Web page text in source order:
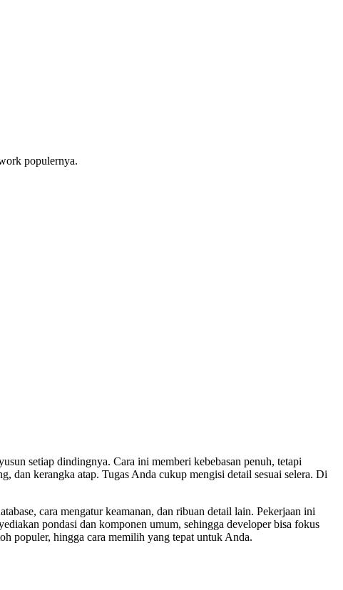
populernya.
setiap dindingnya. Cara ini memberi kebebasan penuh, tetapi
dan kerangka atap. Tugas Anda cukup mengisi detail sesuai selera. Di
cara mengatur keamanan, dan ribuan detail lain. Pekerjaan ini
pondasi dan komponen umum, sehingga developer bisa fokus
populer, hingga cara memilih yang tepat untuk Anda.